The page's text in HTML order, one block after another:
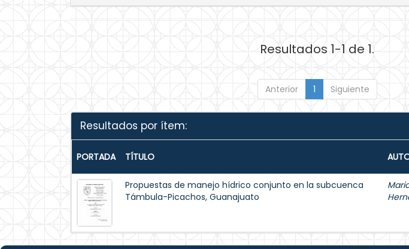
Resultados 1-1 de 1.
Anterior 1 Siguiente
Resultados por ítem:
PORTADA TÍTULO
Propuestas de manejo hídrico conjunto en la subcuenca
Támbula-Picachos, Guanajuato